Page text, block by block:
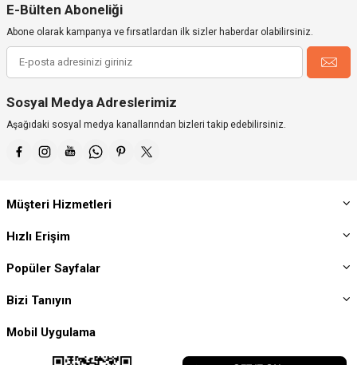
E-Bülten Aboneliği
Abone olarak kampanya ve fırsatlardan ilk sizler haberdar olabilirsiniz.
Sosyal Medya Adreslerimiz
Aşağıdaki sosyal medya kanallarından bizleri takip edebilirsiniz.
Müşteri Hizmetleri
Hızlı Erişim
Popüler Sayfalar
Bizi Tanıyın
Mobil Uygulama